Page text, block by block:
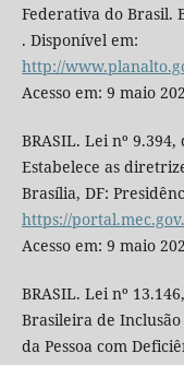
Federativa do Brasil.
. Disponível em:
http://
Acesso em: 9 maio
BRASIL. Lei nº
Estabelece as
Brasília, DF:
https://
Acesso em: 9 maio
BRASIL. Lei nº
Brasileira de Inclusão
da Pessoa com